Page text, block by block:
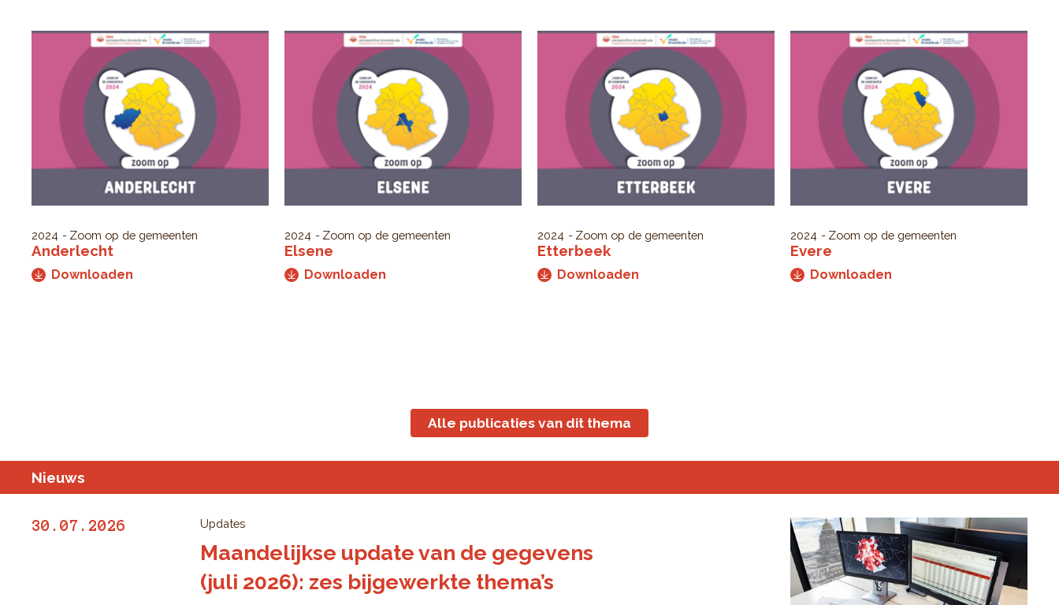
2024 Zoom op de gemeenten
Anderlecht
Downloaden
2024 Zoom op de gemeenten
Elsene
Downloaden
2024 Zoom op de gemeenten
Etterbeek
Downloaden
2024 Zoom op de gemeenten
Evere
Downloaden
Alle publicaties van dit thema
Nieuws
30.07.2026 Updates
Maandelijkse update van de gegevens
(juli 2026): zes bijgewerkte thema’s